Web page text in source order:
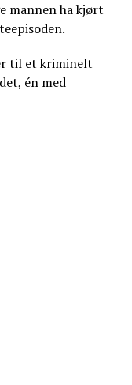
mannen ha kjørt
til et kriminelt
én med